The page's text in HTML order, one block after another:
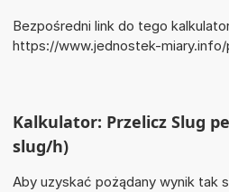
Bezpośredni link do tego
https://www.jednostek-miary.info/
Kalkulator: Przelicz Slug
slug/h)
Aby uzyskać pożądany wynik tak